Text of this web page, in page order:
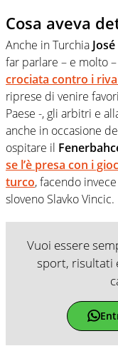
Cosa aveva
Anche in Turchia
far parlare – e molto
crociata contro i
riprese di venire
Paese -, gli arbitri e
anche in occasione
ospitare il
se l’è presa con i
turco, facendo
sloveno Slavko Vincic.
Vuoi essere
sport, risultati